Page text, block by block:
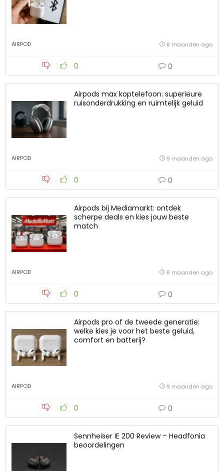
AIRPOD 8 maanden ago
0 0
Airpods max koptelefoon: superieure
ruisonderdrukking en ruimtelijk geluid
AIRPOD 9 maanden ago
0 0
Airpods bij Mediamarkt: ontdek
scherpe deals en kies jouw beste
match
AIRPOD 8 maanden ago
0 0
Airpods pro of de tweede generatie:
welke kies je voor het beste geluid,
comfort en batterij?
AIRPOD 9 maanden ago
0 0
Sennheiser IE 200 Review – Headfonia
beoordelingen